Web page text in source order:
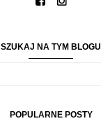
SZUKAJ NA TYM BLOGU
POPULARNE POSTY